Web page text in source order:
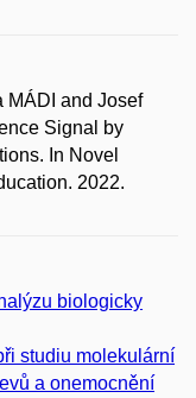
MÁDI and Josef
Signal by
In Novel
2022.
biologicky
studiu molekulární
a onemocnění